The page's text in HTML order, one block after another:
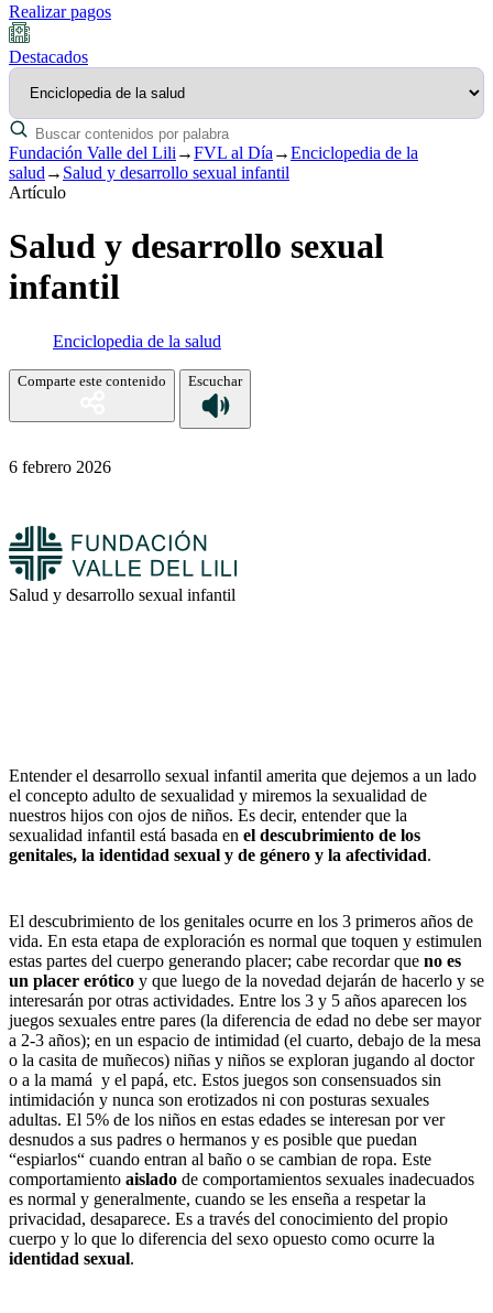
Realizar pagos
Destacados
Fundación Valle del Lili →FVL al Día →Enciclopedia de la
salud → Salud y desarrollo sexual infantil
Artículo
Salud y desarrollo sexual
infantil
Enciclopedia de la salud
Comparte este contenido Escuchar
6 febrero 2026
Salud y desarrollo sexual infantil
Entender el desarrollo sexual infantil amerita que dejemos a un lado
el concepto adulto de sexualidad y miremos la sexualidad de
nuestros hijos con ojos de niños. Es decir, entender que la
sexualidad infantil está basada en el descubrimiento de los
genitales, la identidad sexual y de género y la afectividad.
El descubrimiento de los genitales ocurre en los 3 primeros años de
vida. En esta etapa de exploración es normal que toquen y estimulen
estas partes del cuerpo generando placer; cabe recordar que no es
un placer erótico y que luego de la novedad dejarán de hacerlo y se
interesarán por otras actividades. Entre los 3 y 5 años aparecen los
juegos sexuales entre pares (la diferencia de edad no debe ser mayor
a 2-3 años); en un espacio de intimidad (el cuarto, debajo de la mesa
o la casita de muñecos) niñas y niños se exploran jugando al doctor
o a la mamá y el papá, etc. Estos juegos son consensuados sin
intimidación y nunca son erotizados ni con posturas sexuales
adultas. El 5% de los niños en estas edades se interesan por ver
desnudos a sus padres o hermanos y es posible que puedan
“espiarlos“ cuando entran al baño o se cambian de ropa. Este
comportamiento aislado de comportamientos sexuales inadecuados
es normal y generalmente, cuando se les enseña a respetar la
privacidad, desaparece. Es a través del conocimiento del propio
cuerpo y lo que lo diferencia del sexo opuesto como ocurre la
identidad sexual.